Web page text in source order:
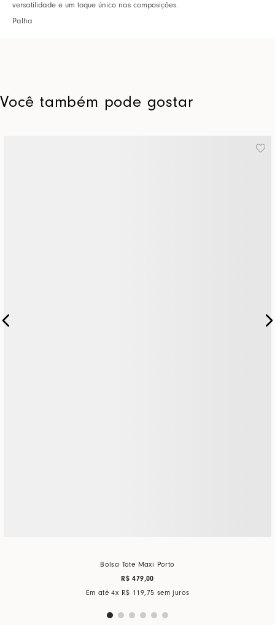
versatilidade e um toque único nas composições.
Palha
Você também pode gostar
Bolsa Tote Maxi Porto
R$ 479,00
Em até4x R$ 119, 75 sem juros